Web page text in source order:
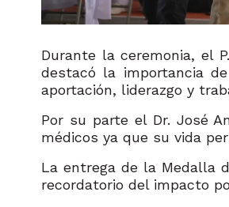
Durante la ceremonia, el
destacó la importancia
aportación, liderazgo y
Por su parte el Dr. José
médicos ya que su vida
La entrega de la Medalla
recordatorio del impacto